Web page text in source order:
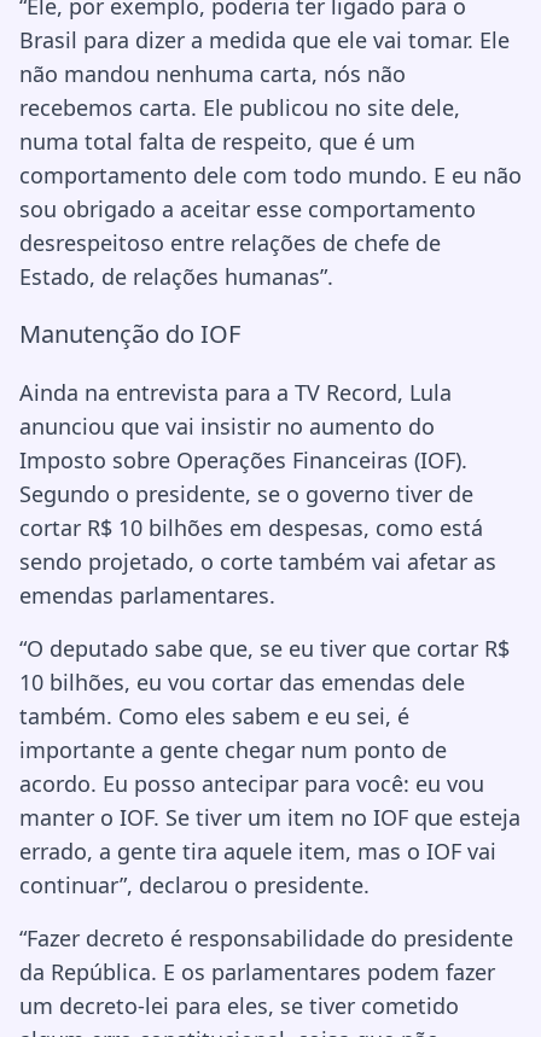
“Ele, por exemplo, poderia ter ligado para o
Brasil para dizer a medida que ele vai tomar. Ele
não mandou nenhuma carta, nós não
recebemos carta. Ele publicou no site dele,
numa total falta de respeito, que é um
comportamento dele com todo mundo. E eu não
sou obrigado a aceitar esse comportamento
desrespeitoso entre relações de chefe de
Estado, de relações humanas”.
Manutenção do IOF
Ainda na entrevista para a TV Record, Lula
anunciou que vai insistir no aumento do
Imposto sobre Operações Financeiras (IOF).
Segundo o presidente, se o governo tiver de
cortar R$ 10 bilhões em despesas, como está
sendo projetado, o corte também vai afetar as
emendas parlamentares.
“O deputado sabe que, se eu tiver que cortar R$
10 bilhões, eu vou cortar das emendas dele
também. Como eles sabem e eu sei, é
importante a gente chegar num ponto de
acordo. Eu posso antecipar para você: eu vou
manter o IOF. Se tiver um item no IOF que esteja
errado, a gente tira aquele item, mas o IOF vai
continuar”, declarou o presidente.
“Fazer decreto é responsabilidade do presidente
da República. E os parlamentares podem fazer
um decreto-lei para eles, se tiver cometido